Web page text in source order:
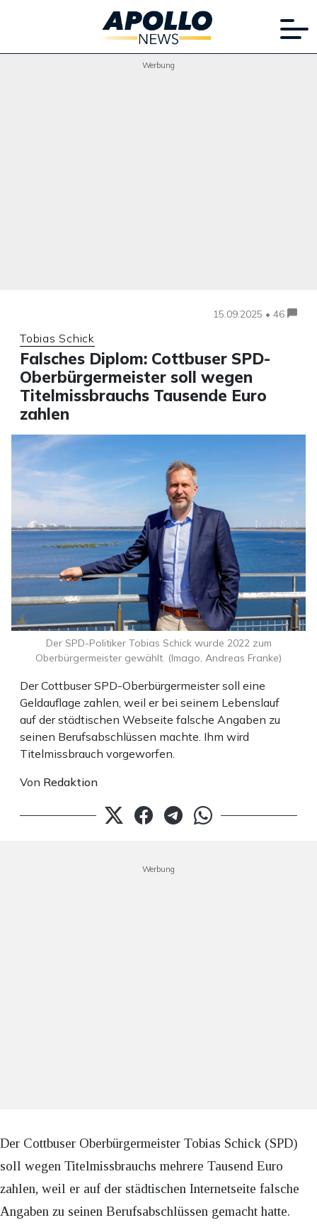
Werbung
15.09.2025 • 46
Tobias Schick
Falsches Diplom: Cottbuser SPD-
Oberbürgermeister soll wegen
Titelmissbrauchs Tausende Euro
zahlen
Der Cottbuser SPD-Oberbürgermeister soll eine
Geldauflage zahlen, weil er bei seinem Lebenslauf
auf der städtischen Webseite falsche Angaben zu
seinen Berufsabschlüssen machte. Ihm wird
Titelmissbrauch vorgeworfen.
Von Redaktion
Der SPD-Politiker Tobias Schick wurde 2022 zum
Oberbürgermeister gewählt. (Imago, Andreas Franke)
Werbung
Der Cottbuser Oberbürgermeister Tobias Schick (SPD)
soll wegen Titelmissbrauchs mehrere Tausend Euro
zahlen, weil er auf der städtischen Internetseite falsche
Angaben zu seinen Berufsabschlüssen gemacht hatte.